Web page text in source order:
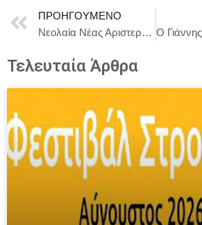
ΠΡΟΗΓΟΎΜΕΝΟ
Νεολαία Νέας Αριστεράς: Η ιστορία γράφεται με ανυπακοή
Τελευταία Άρθρα